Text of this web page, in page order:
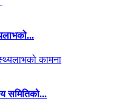
समितिको...